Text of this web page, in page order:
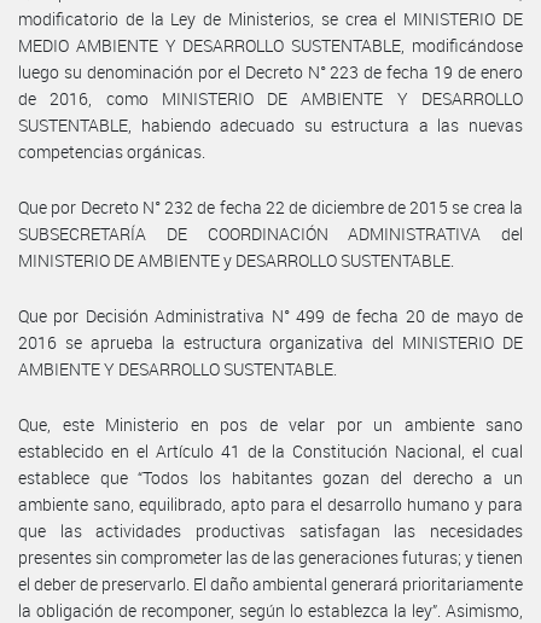
modificatorio de la Ley de Ministerios, se crea el MINISTERIO DE
MEDIO AMBIENTE Y DESARROLLO SUSTENTABLE, modificándose
luego su denominación por el Decreto N° 223 de fecha 19 de enero
de 2016, como MINISTERIO DE AMBIENTE Y DESARROLLO
SUSTENTABLE, habiendo adecuado su estructura a las nuevas
competencias orgánicas.
Que por Decreto N° 232 de fecha 22 de diciembre de 2015 se crea la
SUBSECRETARÍA DE COORDINACIÓN ADMINISTRATIVA del
MINISTERIO DE AMBIENTE y DESARROLLO SUSTENTABLE.
Que por Decisión Administrativa N° 499 de fecha 20 de mayo de
2016 se aprueba la estructura organizativa del MINISTERIO DE
AMBIENTE Y DESARROLLO SUSTENTABLE.
Que, este Ministerio en pos de velar por un ambiente sano
establecido en el Artículo 41 de la Constitución Nacional, el cual
establece que “Todos los habitantes gozan del derecho a un
ambiente sano, equilibrado, apto para el desarrollo humano y para
que las actividades productivas satisfagan las necesidades
presentes sin comprometer las de las generaciones futuras; y tienen
el deber de preservarlo. El daño ambiental generará prioritariamente
la obligación de recomponer, según lo establezca la ley”. Asimismo,